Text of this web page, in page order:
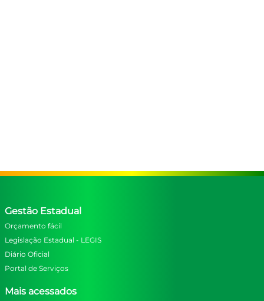
Gestão Estadual
Orçamento fácil
Legislação Estadual - LEGIS
Diário Oficial
Portal de Serviços
Mais acessados